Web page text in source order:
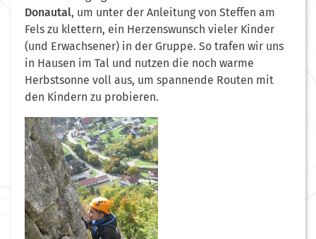
Donautal, um unter der Anleitung von Steffen am
Fels zu klettern, ein Herzenswunsch vieler Kinder
(und Erwachsener) in der Gruppe. So trafen wir uns
in Hausen im Tal und nutzen die noch warme
Herbstsonne voll aus, um spannende Routen mit
den Kindern zu probieren.